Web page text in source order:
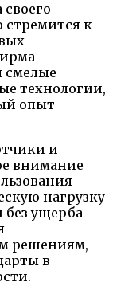
стремится к
смелые
технологии,
опыт
и
внимание
нагрузку
без ущерба
решениям,
в